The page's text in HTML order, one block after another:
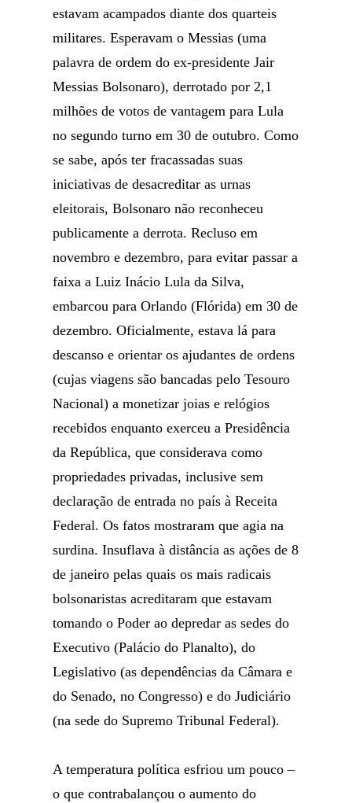
estavam acampados diante dos quarteis
militares. Esperavam o Messias (uma
palavra de ordem do ex-presidente Jair
Messias Bolsonaro), derrotado por 2,1
milhões de votos de vantagem para Lula
no segundo turno em 30 de outubro. Como
se sabe, após ter fracassadas suas
iniciativas de desacreditar as urnas
eleitorais, Bolsonaro não reconheceu
publicamente a derrota. Recluso em
novembro e dezembro, para evitar passar a
faixa a Luiz Inácio Lula da Silva,
embarcou para Orlando (Flórida) em 30 de
dezembro. Oficialmente, estava lá para
descanso e orientar os ajudantes de ordens
(cujas viagens são bancadas pelo Tesouro
Nacional) a monetizar joias e relógios
recebidos enquanto exerceu a Presidência
da República, que considerava como
propriedades privadas, inclusive sem
declaração de entrada no país à Receita
Federal. Os fatos mostraram que agia na
surdina. Insuflava à distância as ações de 8
de janeiro pelas quais os mais radicais
bolsonaristas acreditaram que estavam
tomando o Poder ao depredar as sedes do
Executivo (Palácio do Planalto), do
Legislativo (as dependências da Câmara e
do Senado, no Congresso) e do Judiciário
(na sede do Supremo Tribunal Federal).
A temperatura política esfriou um pouco –
o que contrabalançou o aumento do